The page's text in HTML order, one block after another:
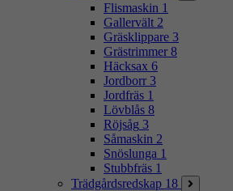
Flismaskin 1
Gallervält 2
Gräsklippare 3
Grästrimmer 8
Häcksax 6
Jordborr 3
Jordfräs 1
Lövblås 8
Röjsåg 3
Såmaskin 2
Snöslunga 1
Stubbfräs 1
Trädgårdsredskap 18